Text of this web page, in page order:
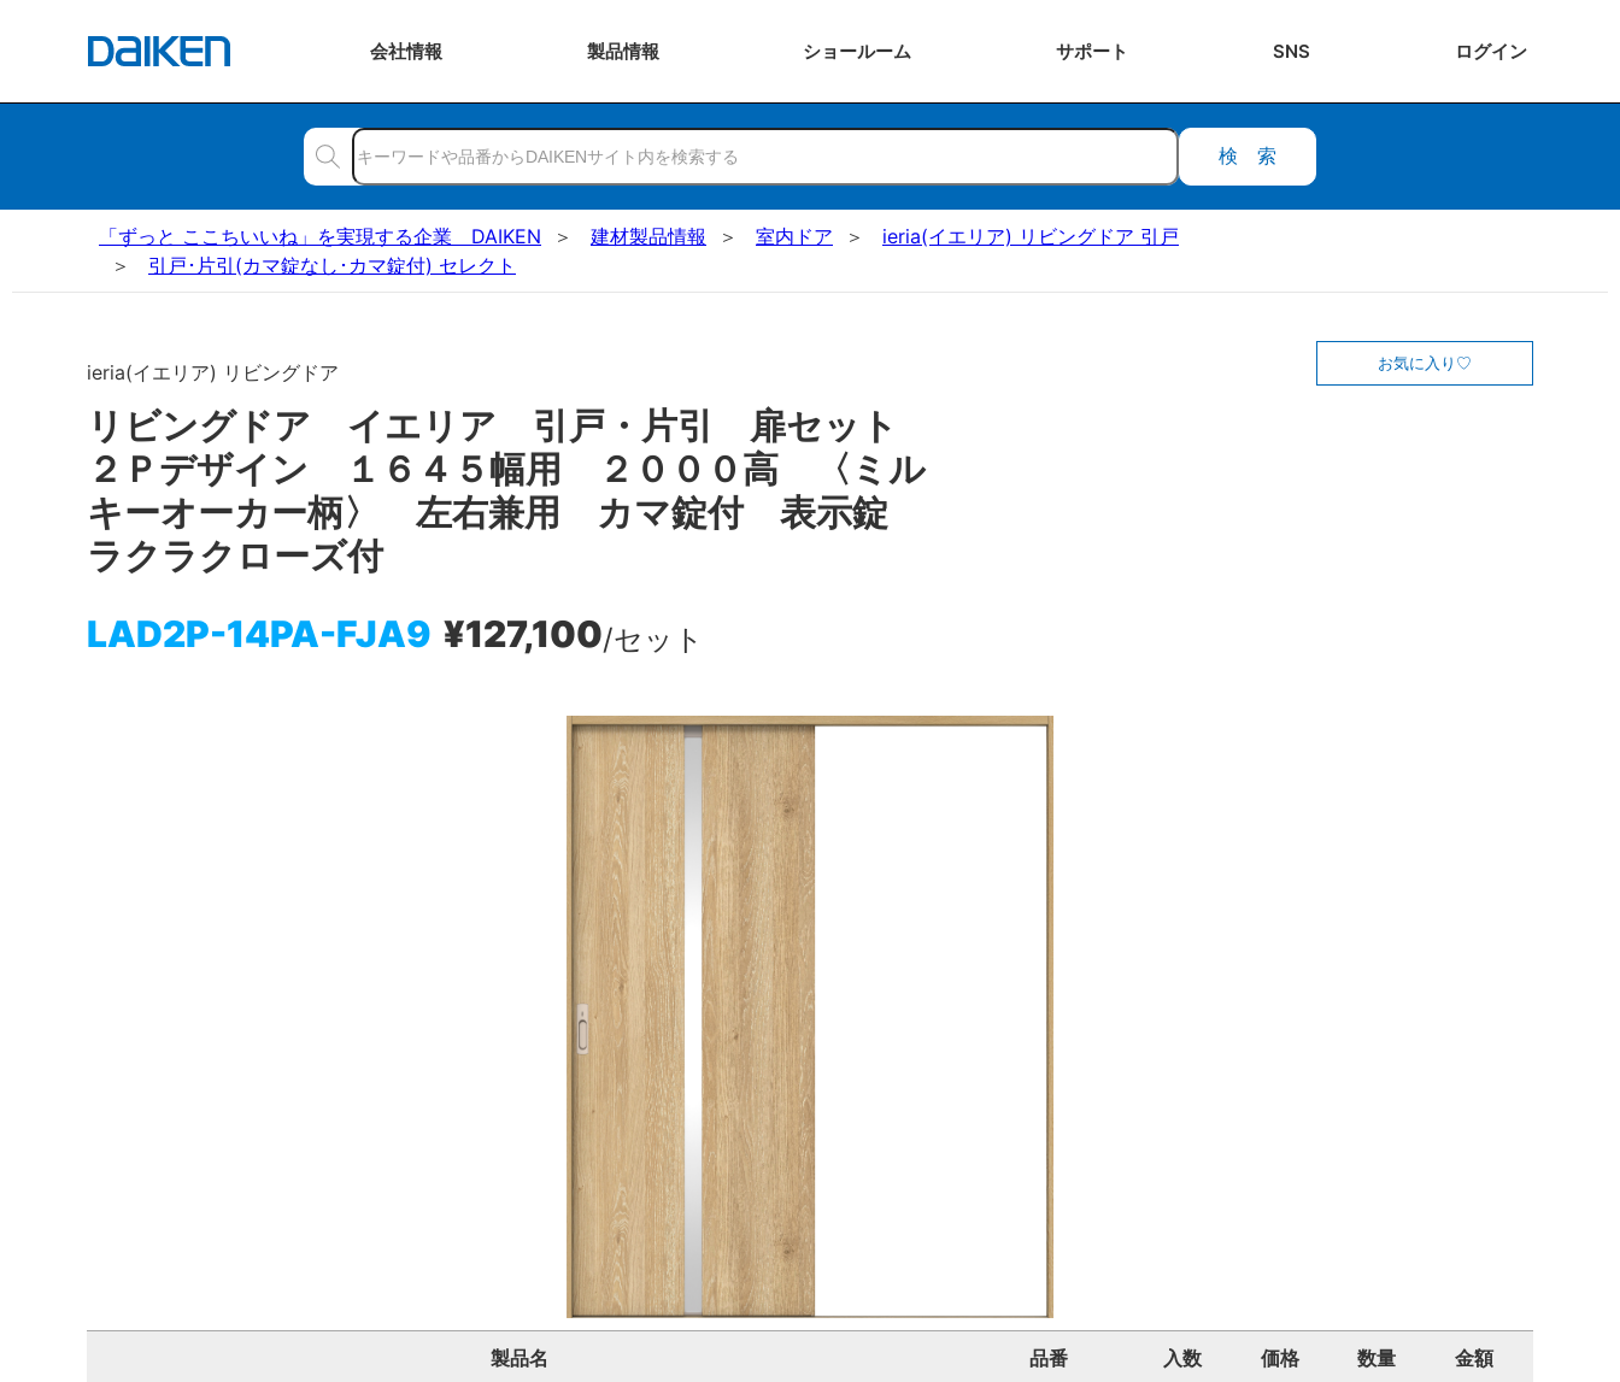
会社情報 製品情報 ショールーム サポート SNS ログイン
検索
「ずっと ここちいいね」を実現する企業 DAIKEN 建材製品情報 室内ドア
ieria(イエリア) リビングドア 引戸
引戸･片引(カマ錠なし･カマ錠付) セレクト
ieria(イエリア) リビングドア
リビングドア イエリア 引戸・片引 扉セット
２Ｐデザイン １６４５幅用 ２０００高 〈ミル
キーオーカー柄〉 左右兼用 カマ錠付 表示錠
ラクラクローズ付
LAD2P-14PA-FJA9 ¥127,100/セット
お気に入り
製品名 品番 入数 価格 数量 金額